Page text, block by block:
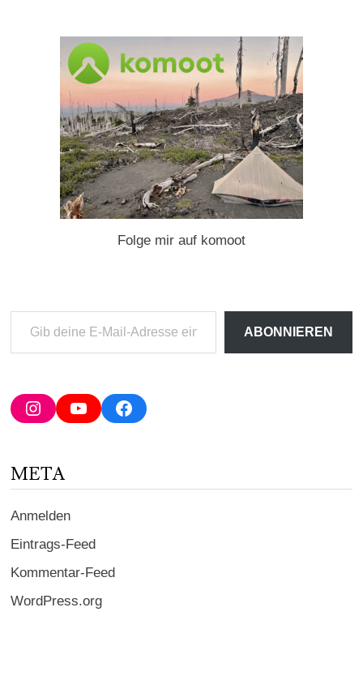
Folge mir auf komoot
deine
Adresse
ein ...
ABONNIEREN
InstagramYouTubeFacebook
META
Anmelden
Eintrags-Feed
Kommentar-Feed
WordPress.org